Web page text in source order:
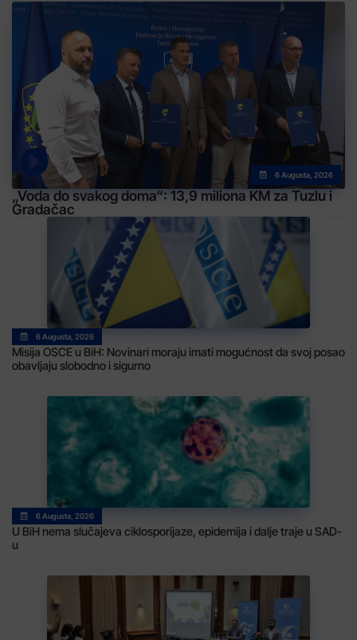
6 Augusta, 2026
„Voda do svakog doma“: 13,9 miliona KM za Tuzlu i
Gradačac
6 Augusta, 2026
Misija OSCE u BiH: Novinari moraju imati mogućnost da svoj posao
obavljaju slobodno i sigurno
6 Augusta, 2026
U BiH nema slučajeva ciklosporijaze, epidemija i dalje traje u SAD-
u